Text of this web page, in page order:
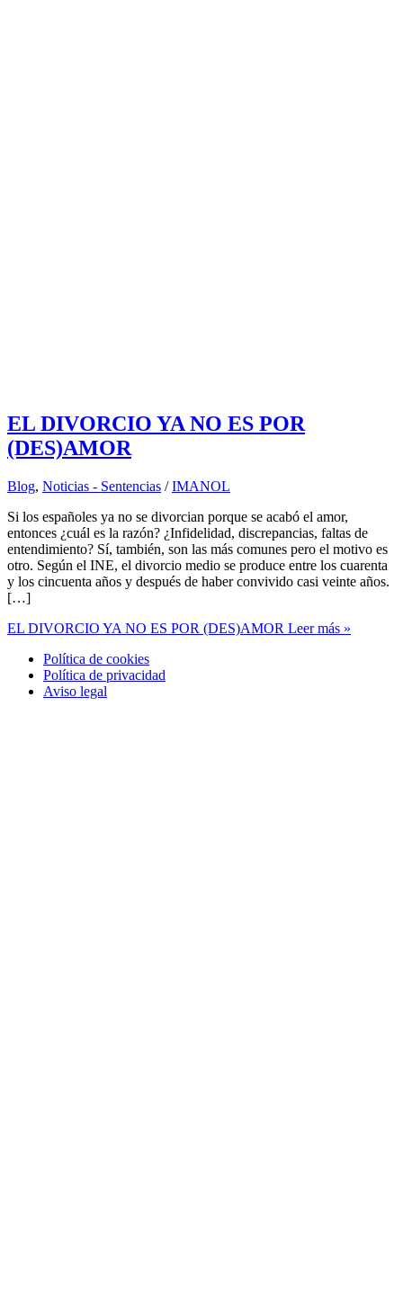
EL DIVORCIO YA NO ES POR
(DES)AMOR
Blog, Noticias - Sentencias /IMANOL
Si los españoles ya no se divorcian porque se acabó el amor,
entonces ¿cuál es la razón? ¿Infidelidad, discrepancias, faltas de
entendimiento? Sí, también, son las más comunes pero el motivo es
otro. Según el INE, el divorcio medio se produce entre los cuarenta
y los cincuenta años y después de haber convivido casi veinte años.
[…]
EL DIVORCIO YA NO ES POR (DES)AMOR Leer más »
Política de cookies
Política de privacidad
Aviso legal